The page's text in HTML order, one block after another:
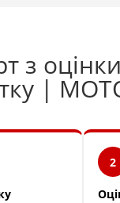
з
|
2